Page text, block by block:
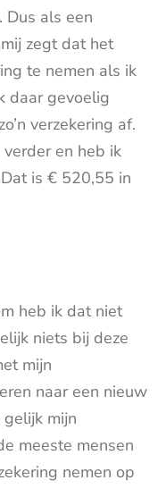
Dus als een
zegt dat het
te nemen als ik
daar gevoelig
verzekering af.
en heb ik
is € 520,55 in
heb ik dat niet
niets bij deze
mijn
naar een nieuw
mijn
meeste mensen
nemen op